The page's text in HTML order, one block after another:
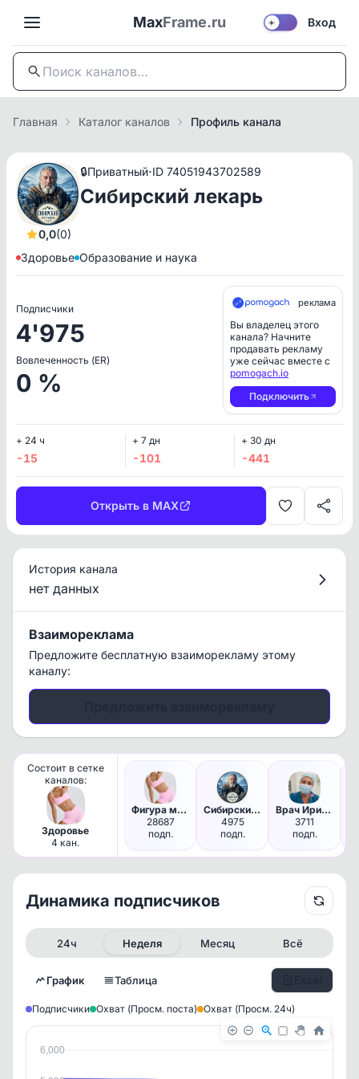
MaxFrame.ru ☀️ Вход
Главная Каталог каналов Профиль канала
0,0(0)
🔒Приватный·ID 74051943702589
Сибирский лекарь
Здоровье Образование и наука
Подписчики
4'975
Вовлеченность (ER)
0 %
реклама
Вы владелец этого
канала? Начните
продавать рекламу
уже сейчас вместе с
pomogach.io
Подключить
+ 24 ч
-15
+ 7 дн
-101
+ 30 дн
-441
Открыть в MAX
История канала
нет данных
Взаимореклама
Предложите бесплатную взаиморекламу этому
каналу:
Состоит в сетке
каналов:
Здоровье
4 кан.
Фигура мечты • ПП
28687
подп.
Сибирский лекарь
4975
подп.
Врач Ирина Воронина👩🏻‍⚕️
3711
подп.
Динамика подписчиков
24ч Неделя Месяц Всё
График Таблица
Подписчики Охват (Просм. поста) Охват (Просм. 24ч)
6,000